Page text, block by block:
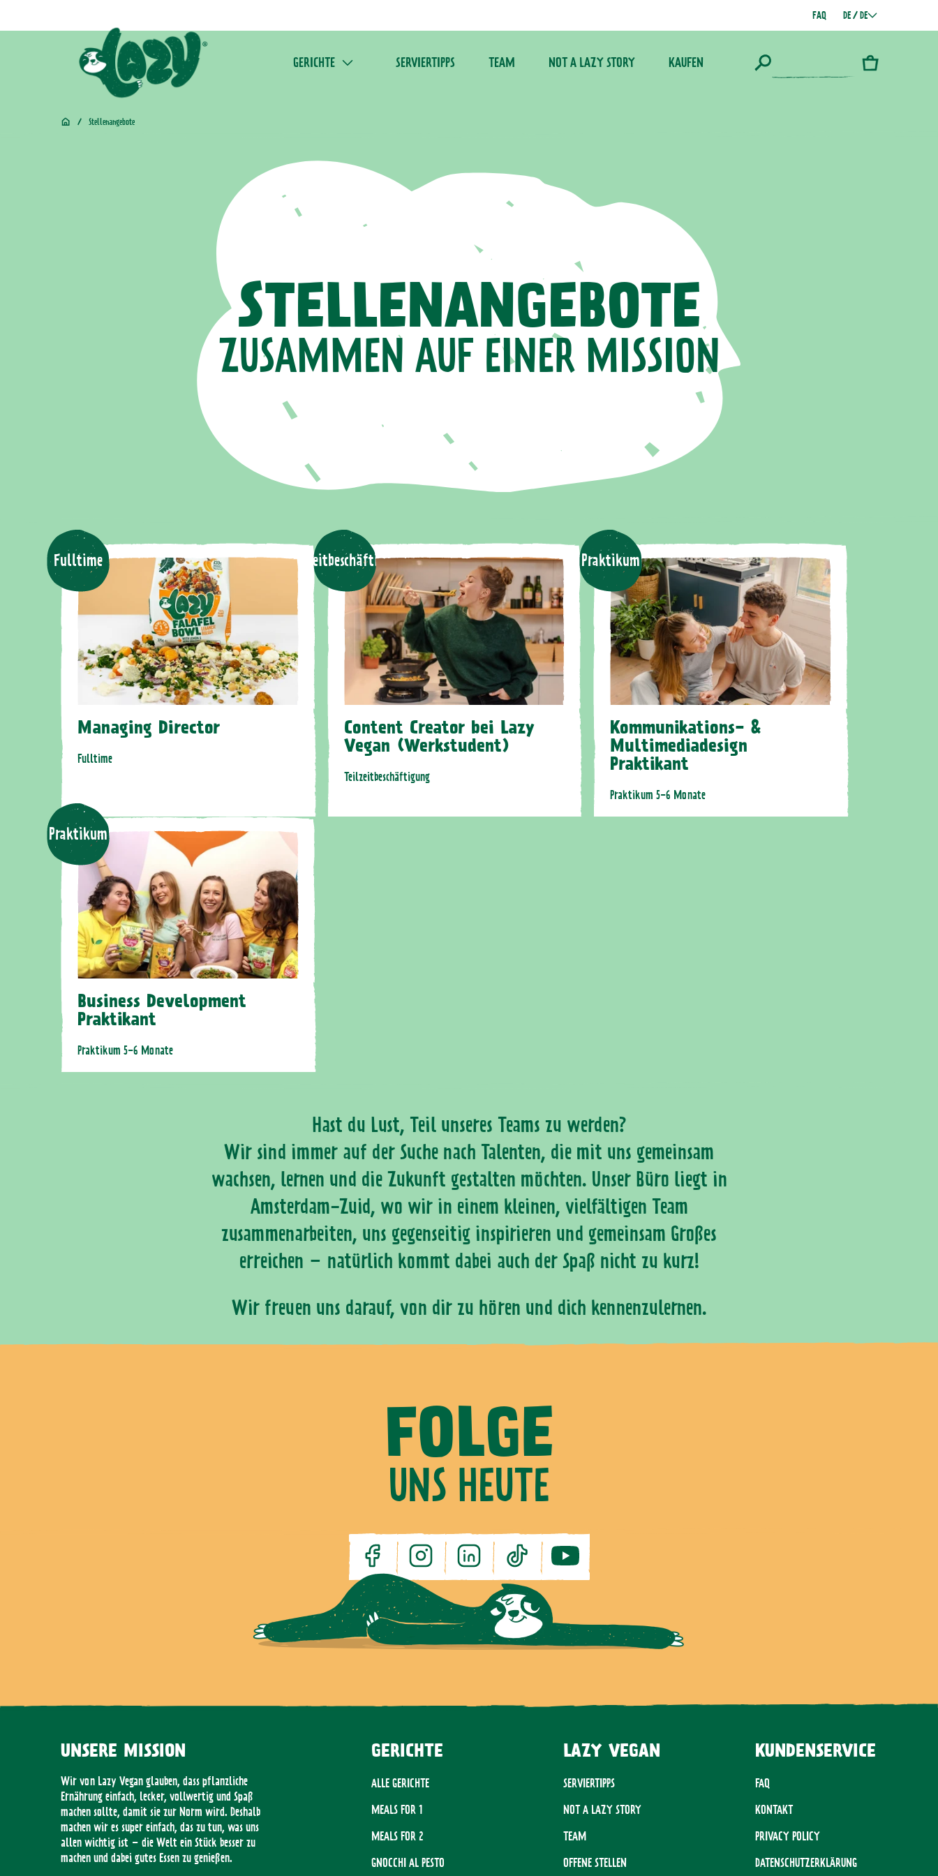
Inhalt
FAQ DE / DE
GERICHTE SERVIERTIPPS TEAM NOT A LAZY STORY KAUFEN Warenkorb
Home / Stellenangebote
STELLENANGEBOTE
ZUSAMMEN AUF EINER MISSION
Fulltime
Managing Director
Fulltime
Teilzeitbeschäftigung
Content Creator bei Lazy
Vegan (Werkstudent)
Teilzeitbeschäftigung
Praktikum
Kommunikations- &
Multimediadesign
Praktikant
Praktikum 5-6 Monate
Praktikum
Business Development
Praktikant
Praktikum 5-6 Monate
Hast du Lust, Teil unseres Teams zu werden?
Wir sind immer auf der Suche nach Talenten, die mit uns gemeinsam
wachsen, lernen und die Zukunft gestalten möchten. Unser Büro liegt in
Amsterdam-Zuid, wo wir in einem kleinen, vielfältigen Team
zusammenarbeiten, uns gegenseitig inspirieren und gemeinsam Großes
erreichen – natürlich kommt dabei auch der Spaß nicht zu kurz!
Wir freuen uns darauf, von dir zu hören und dich kennenzulernen.
FOLGE
UNS HEUTE
facebook instagram linkedin tiktok youtube
UNSERE MISSION
Wir von Lazy Vegan glauben, dass pflanzliche
Ernährung einfach, lecker, vollwertig und Spaß
machen sollte, damit sie zur Norm wird. Deshalb
machen wir es super einfach, das zu tun, was uns
allen wichtig ist – die Welt ein Stück besser zu
machen und dabei gutes Essen zu genießen.
GERICHTE
ALLE GERICHTE
MEALS FOR 1
MEALS FOR 2
GNOCCHI AL PESTO
LAZY VEGAN
SERVIERTIPPS
NOT A LAZY STORY
TEAM
OFFENE STELLEN
KUNDENSERVICE
FAQ
KONTAKT
PRIVACY POLICY
DATENSCHUTZERKLÄRUNG